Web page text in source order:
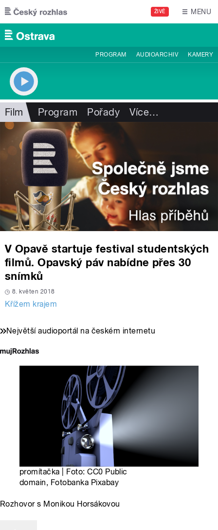
Přejít k hlavnímu obsahu
ŽIVĚ MENU
PROGRAM AUDIOARCHIV KAMERY
Film Program Pořady Více…
V Opavě startuje festival studentských
filmů. Opavský páv nabídne přes 30
snímků
8. květen 2018
Křížem krajem
Největší audioportál na českém internetu
promítačka | Foto: CC0 Public
domain, Fotobanka Pixabay
Rozhovor s Monikou Horsákovou